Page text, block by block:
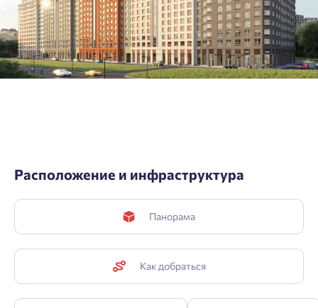
Расположение и инфраструктура
Панорама
Как добраться
${ getCodeBtnText }